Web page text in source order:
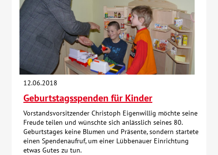
12.06.2018
Geburtstagsspenden für Kinder
Vorstandsvorsitzender Christoph Eigenwillig möchte seine
Freude teilen und wünschte sich anlässlich seines 80.
Geburtstages keine Blumen und Präsente, sondern startete
einen Spendenaufruf, um einer Lübbenauer Einrichtung
etwas Gutes zu tun.